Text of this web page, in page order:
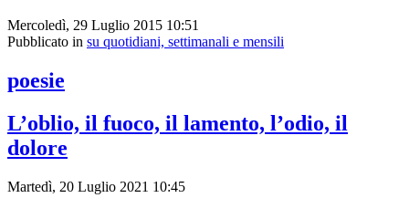
Mercoledì, 29 Luglio 2015 10:51
Pubblicato in su quotidiani, settimanali e mensili
poesie
L’oblio, il fuoco, il lamento, l’odio, il
dolore
Martedì, 20 Luglio 2021 10:45